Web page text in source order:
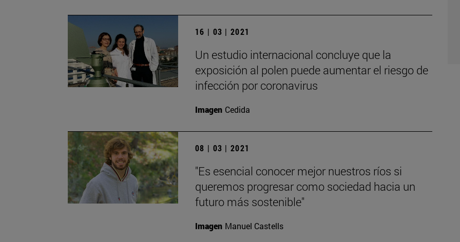
16 | 03 | 2021
Un estudio internacional concluye que la
exposición al polen puede aumentar el riesgo de
infección por coronavirus
Imagen Cedida
08 | 03 | 2021
"Es esencial conocer mejor nuestros ríos si
queremos progresar como sociedad hacia un
futuro más sostenible"
Imagen Manuel Castells